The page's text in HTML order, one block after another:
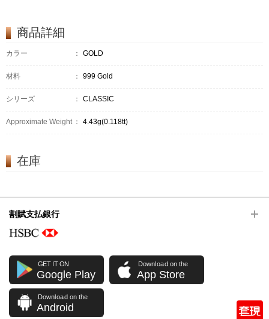
商品詳細
カラー ： GOLD
材料 ： 999 Gold
シリーズ ： CLASSIC
Approximate Weight ： 4.43g(0.118tt)
在庫
割賦支払銀行
GET IT ON
Google Play
Download on the
App Store
Download on the
Android